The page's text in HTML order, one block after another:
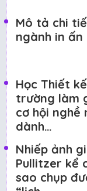
Mô tả chi
ngành in ấn
Học Thiết
trường làm
cơ hội nghề
dành…
Nhiếp ảnh
Pullitzer kể
sao chụp